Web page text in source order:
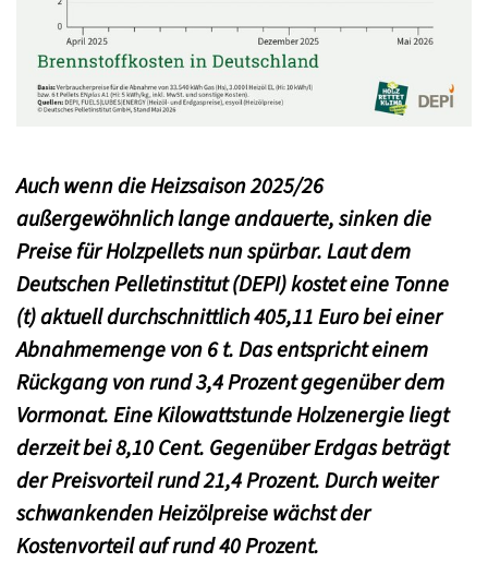
Auch wenn die Heizsaison 2025/26
außergewöhnlich lange andauerte, sinken die
Preise für Holzpellets nun spürbar. Laut dem
Deutschen Pelletinstitut (DEPI) kostet eine Tonne
(t) aktuell durchschnittlich 405,11 Euro bei einer
Abnahmemenge von 6 t. Das entspricht einem
Rückgang von rund 3,4 Prozent gegenüber dem
Vormonat. Eine Kilowattstunde Holzenergie liegt
derzeit bei 8,10 Cent. Gegenüber Erdgas beträgt
der Preisvorteil rund 21,4 Prozent. Durch weiter
schwankenden Heizölpreise wächst der
Kostenvorteil auf rund 40 Prozent.